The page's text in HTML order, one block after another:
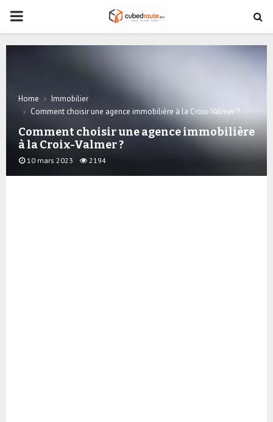
PRIMARY
MENU
Home
Immobilier
Comment choisir une agence immobilière à la Croix-Valmer ?
Comment choisir une agence immobilière
à la Croix-Valmer ?
10 mars 2023 2194